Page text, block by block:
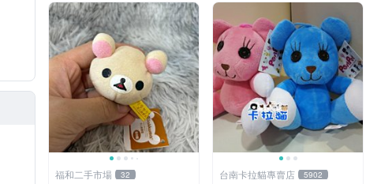
福和二手市場 32 台南卡拉貓專賣店 5902